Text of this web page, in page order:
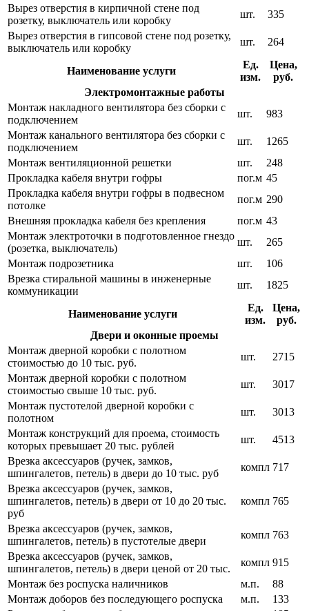
Вырез отверстия в кирпичной стене под
розетку, выключатель или коробку
шт.
335
Вырез отверстия в гипсовой стене под розетку,
выключатель или коробку
шт. 264
Наименование услуги
Ед.
изм.
Цена,
руб.
Электромонтажные работы
Монтаж накладного вентилятора без сборки с
подключением
шт.
983
Монтаж канального вентилятора без сборки с
подключением
шт.
1265
Монтаж вентиляционной решетки
шт.
248
Прокладка кабеля внутри гофры
пог.м 45
Прокладка кабеля внутри гофры в подвесном
потолке
пог.м 290
Внешняя прокладка кабеля без крепления
пог.м 43
Монтаж электроточки в подготовленное гнездо
(розетка, выключатель)
шт.
265
Монтаж подрозетника
шт.
106
Врезка стиральной машины в инженерные
коммуникации
шт. 1825
Наименование услуги
Ед.
изм.
Цена,
руб.
Двери и оконные проемы
Монтаж дверной коробки с полотном
стоимостью до 10 тыс. руб.
шт.
2715
Монтаж дверной коробки с полотном
стоимостью свыше 10 тыс. руб.
шт.
3017
Монтаж пустотелой дверной коробки с
полотном
шт.
3013
Монтаж конструкций для проема, стоимость
которых превышает 20 тыс. рублей
шт.
4513
Врезка аксессуаров (ручек, замков,
шпингалетов, петель) в двери до 10 тыс. руб
компл 717
Врезка аксессуаров (ручек, замков,
шпингалетов, петель) в двери от 10 до 20 тыс.
руб
компл 765
Врезка аксессуаров (ручек, замков,
шпингалетов, петель) в пустотелые двери
компл 763
Врезка аксессуаров (ручек, замков,
шпингалетов, петель) в двери ценой от 20 тыс.
компл 915
Монтаж без роспуска наличников
м.п.
88
Монтаж доборов без последующего роспуска
м.п.
133